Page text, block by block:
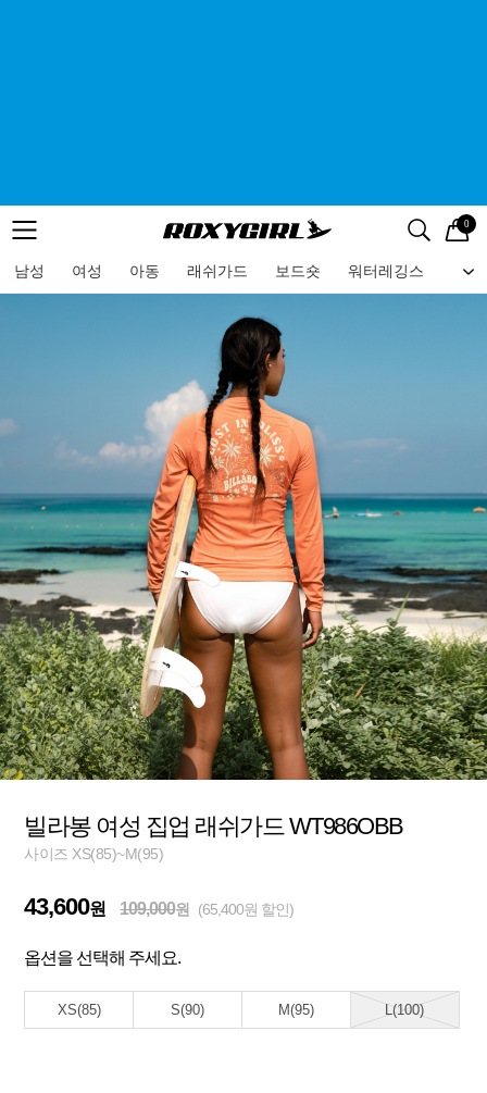
메뉴 검색
로고 0
남성 여성 아동 래쉬가드 보드숏 워터레깅스 비
메뉴
빌라봉 여성 집업 래쉬가드 WT986OBB
사이즈 XS(85)~M(95)
43,600원 109,000원 (65,400원 할인)
옵션을 선택해 주세요.
XS(85) S(90) M(95) L(100)